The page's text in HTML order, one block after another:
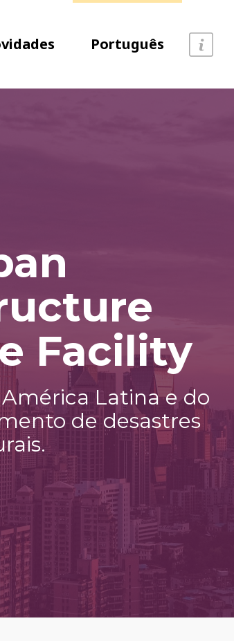
Português
Facility
Latina e do
de desastres